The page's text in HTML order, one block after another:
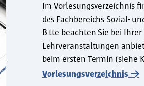
Im Vorlesungsverzeichnis
des Fachbereichs Sozial-
Bitte beachten Sie bei
Lehrveranstaltungen
beim ersten Termin (siehe
Vorlesungsverzeichnis